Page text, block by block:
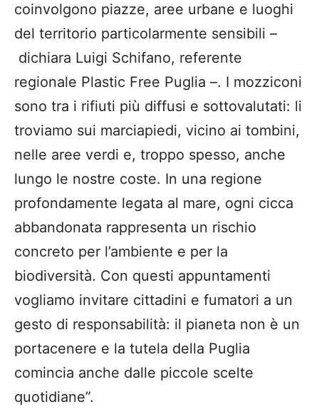
coinvolgono piazze, aree urbane e luoghi
del territorio particolarmente sensibili –
dichiara Luigi Schifano, referente
regionale Plastic Free Puglia –. I mozziconi
sono tra i rifiuti più diffusi e sottovalutati: li
troviamo sui marciapiedi, vicino ai tombini,
nelle aree verdi e, troppo spesso, anche
lungo le nostre coste. In una regione
profondamente legata al mare, ogni cicca
abbandonata rappresenta un rischio
concreto per l’ambiente e per la
biodiversità. Con questi appuntamenti
vogliamo invitare cittadini e fumatori a un
gesto di responsabilità: il pianeta non è un
portacenere e la tutela della Puglia
comincia anche dalle piccole scelte
quotidiane”.